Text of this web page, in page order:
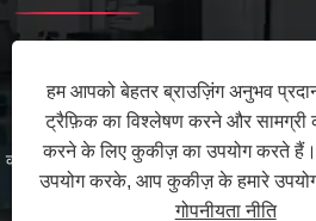
कॉपीराइट © 2025 क़िंगदाओ तुओयुआन मेटल
Links Sitemap RSS XML
हम आपको बेहतर ब्राउज़िंग अनुभव
ट्रैफ़िक का विश्लेषण करने और सामग्री
करने के लिए कुकीज़ का उपयोग करते
उपयोग करके, आप कुकीज़ के हमारे
गोपनीयता नीति